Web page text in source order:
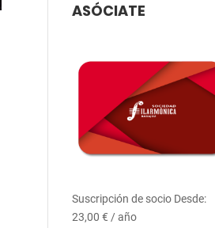
ASÓCIATE
Suscripción de socio Desde:
23,00€ / año